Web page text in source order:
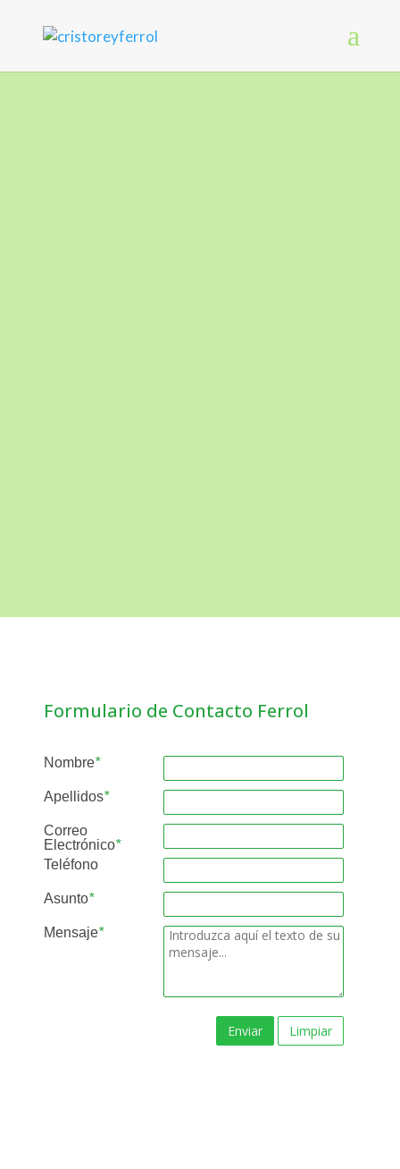
Formulario de Contacto Ferrol
Nombre*
Apellidos*
Correo
Electrónico*
Teléfono
Asunto*
Mensaje*
Enviar Limpiar